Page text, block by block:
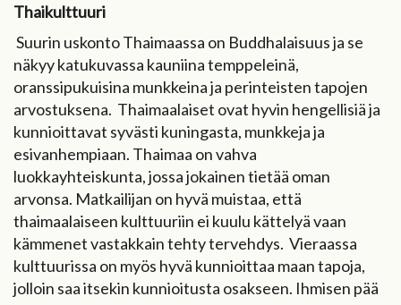
Thaikulttuuri
Suurin uskonto Thaimaassa on Buddhalaisuus ja se
näkyy katukuvassa kauniina temppeleinä,
oranssipukuisina munkkeina ja perinteisten tapojen
arvostuksena. Thaimaalaiset ovat hyvin hengellisiä ja
kunnioittavat syvästi kuningasta, munkkeja ja
esivanhempiaan. Thaimaa on vahva
luokkayhteiskunta, jossa jokainen tietää oman
arvonsa. Matkailijan on hyvä muistaa, että
thaimaalaiseen kulttuuriin ei kuulu kättelyä vaan
kämmenet vastakkain tehty tervehdys. Vieraassa
kulttuurissa on myös hyvä kunnioittaa maan tapoja,
jolloin saa itsekin kunnioitusta osakseen. Ihmisen pää